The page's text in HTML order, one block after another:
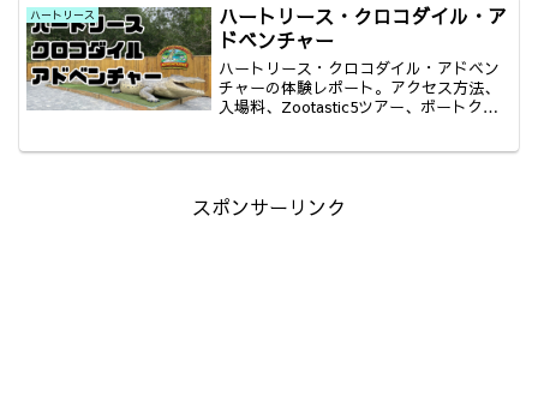
ハートリース
ハートリース・クロコダイル・ア
ドベンチャー
ハートリース・クロコダイル・アドベン
チャーの体験レポート。アクセス方法、
入場料、Zootastic5ツアー、ボートクル
スポンサーリンク